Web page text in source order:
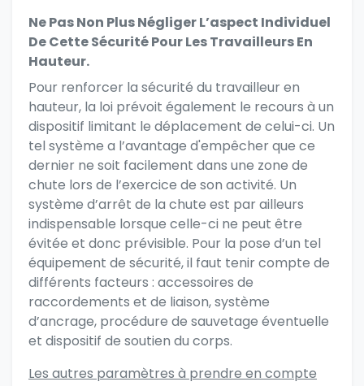
Ne Pas Non Plus Négliger L’aspect Individuel
De Cette Sécurité Pour Les Travailleurs En
Hauteur.
Pour renforcer la sécurité du travailleur en
hauteur, la loi prévoit également le recours à un
dispositif limitant le déplacement de celui-ci. Un
tel système a l’avantage d'empêcher que ce
dernier ne soit facilement dans une zone de
chute lors de l’exercice de son activité. Un
système d’arrêt de la chute est par ailleurs
indispensable lorsque celle-ci ne peut être
évitée et donc prévisible. Pour la pose d’un tel
équipement de sécurité, il faut tenir compte de
différents facteurs : accessoires de
raccordements et de liaison, système
d’ancrage, procédure de sauvetage éventuelle
et dispositif de soutien du corps.
Les autres paramètres à prendre en compte